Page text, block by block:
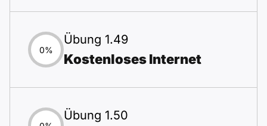
0%
Übung 1.49
Kostenloses Internet
Übung 1.50